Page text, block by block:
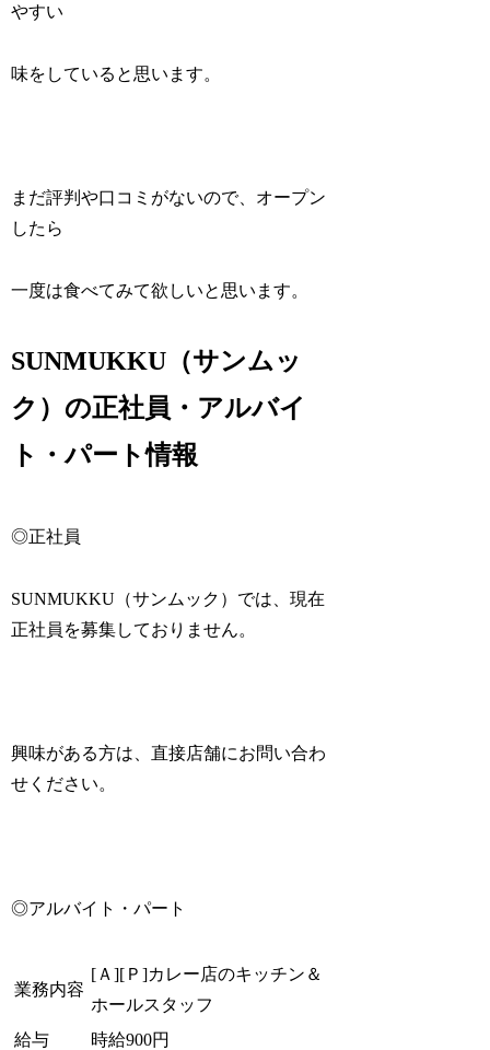
やすい
味をしていると思います。
まだ評判や口コミがないので、オープン
したら
一度は食べてみて欲しいと思います。
SUNMUKKU（サンムッ
ク）の正社員・アルバイ
ト・パート情報
◎正社員
SUNMUKKU（サンムック）では、現在
正社員を募集しておりません。
興味がある方は、直接店舗にお問い合わ
せください。
◎アルバイト・パート
業務内容
[Ａ][Ｐ]カレー店のキッチン＆
ホールスタッフ
給与
時給900円